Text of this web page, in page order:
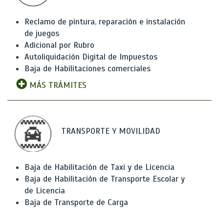
Reclamo de pintura, reparación e instalación
de juegos
Adicional por Rubro
Autoliquidación Digital de Impuestos
Baja de Habilitaciones comerciales
MÁS TRÁMITES
TRANSPORTE Y MOVILIDAD
Baja de Habilitación de Taxi y de Licencia
Baja de Habilitación de Transporte Escolar y
de Licencia
Baja de Transporte de Carga